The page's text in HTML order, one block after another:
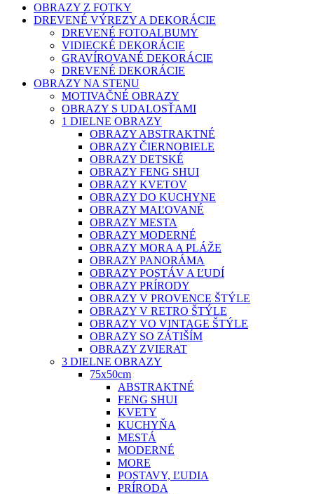
OBRAZY Z FOTKY
DREVENÉ VÝREZY A DEKORÁCIE
DREVENÉ FOTOALBUMY
VIDIECKÉ DEKORÁCIE
GRAVÍROVANÉ DEKORÁCIE
DREVENÉ DEKORÁCIE
OBRAZY NA STENU
MOTIVAČNÉ OBRAZY
OBRAZY S UDALOSŤAMI
1 DIELNE OBRAZY
OBRAZY ABSTRAKTNÉ
OBRAZY ČIERNOBIELE
OBRAZY DETSKÉ
OBRAZY FENG SHUI
OBRAZY KVETOV
OBRAZY DO KUCHYNE
OBRAZY MAĽOVANÉ
OBRAZY MESTA
OBRAZY MODERNÉ
OBRAZY MORA A PLÁŽE
OBRAZY PANORÁMA
OBRAZY POSTÁV A ĽUDÍ
OBRAZY PRÍRODY
OBRAZY V PROVENCE ŠTÝLE
OBRAZY V RETRO ŠTÝLE
OBRAZY VO VINTAGE ŠTÝLE
OBRAZY SO ZÁTIŠÍM
OBRAZY ZVIERAT
3 DIELNE OBRAZY
75x50cm
ABSTRAKTNÉ
FENG SHUI
KVETY
KUCHYŇA
MESTÁ
MODERNÉ
MORE
POSTAVY, ĽUDIA
PRÍRODA